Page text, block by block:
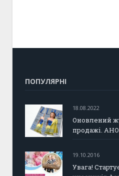
ПОПУЛЯРНІ
18.08.2022
Оновлений
продажі.
19.10.2016
Увага!